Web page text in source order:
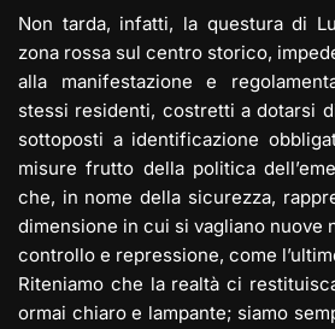
Non tarda, infatti, la questura di
zona rossa sul centro storico,
alla manifestazione e
stessi residenti, costretti a dotarsi
sottoposti a identificazione
misure frutto della politica
che, in nome della sicurezza,
dimensione in cui si vagliano nuove
controllo e repressione, come
Riteniamo che la realtà ci
ormai chiaro e lampante; siamo